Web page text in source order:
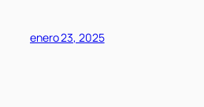
enero 23, 2025